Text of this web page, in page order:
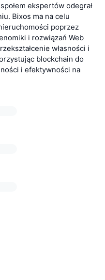
ekspertów odegrał
Bixos ma na celu
poprzez
i rozwiązań Web
własności i
blockchain do
i efektywności na